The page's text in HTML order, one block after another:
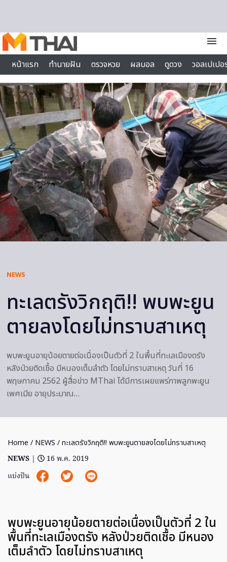
menu
หน้าแรก
ทำนายฝัน ตรวจหวย ผลบอล ดูดวง
วอลเปเป
ไลฟ์สไตล์
NEWS
ทะเลตรังวิกฤติ!! พบพะยูน
ตายลงโดยไม่ทราบสาเหตุ
พบพะยูนอายุน้อยตายต่อเนื่องเป็นตัวที่ 2 ในพื้นที่ทะเลเมืองตรัง
หลังป่วยติดเชื้อ มีหนองเต็มลำตัว โดยไม่ทราบสาเหตุ วันที่ 16
พฤษภาคม 2562 ผู้สื่อข่าว MThai ได้มีการเผยแพร่ภาพลูกพะยูน
เพศเมีย อายุประมาณ…
Home / NEWS / ทะเลตรังวิกฤติ!! พบพะยูนตายลงโดยไม่ทราบสาเหตุ
NEWS |
16 พ.ค. 2019
แบ่งปัน
พบพะยูนอายุน้อยตายต่อเนื่องเป็นตัวที่ 2 ใน
พื้นที่ทะเลเมืองตรัง หลังป่วยติดเชื้อ มีหนอง
เต็มลำตัว โดยไม่ทราบสาเหตุ